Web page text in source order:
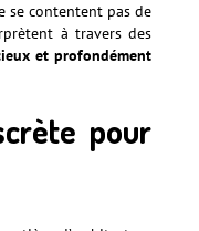
se contentent pas de
à travers des
et profondément
pour